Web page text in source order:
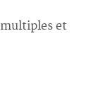
et